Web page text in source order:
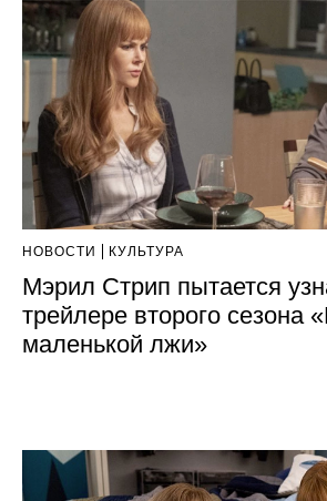
НОВОСТИ КУЛЬТУРА
Мэрил Стрип пытается
трейлере второго сезона
маленькой лжи»